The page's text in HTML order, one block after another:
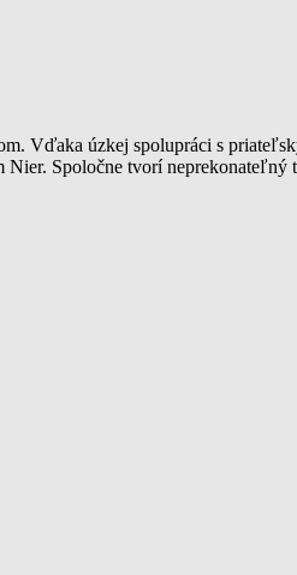
Vďaka úzkej spolupráci s
Spoločne tvorí